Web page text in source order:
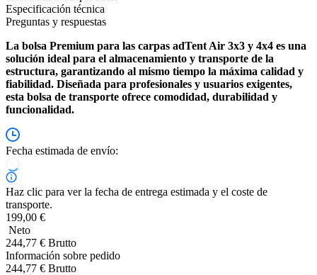
Especificación técnica
Preguntas y respuestas
La bolsa Premium para las carpas adTent Air 3x3 y 4x4 es una
solución ideal para el almacenamiento y transporte de la
estructura, garantizando al mismo tiempo la máxima calidad y
fiabilidad. Diseñada para profesionales y usuarios exigentes,
esta bolsa de transporte ofrece comodidad, durabilidad y
funcionalidad.
Fecha estimada de envío:
Haz clic para ver la fecha de entrega estimada y el coste de
transporte.
199,00 €
Neto
244,77 € Brutto
Información sobre pedido
244,77 € Brutto